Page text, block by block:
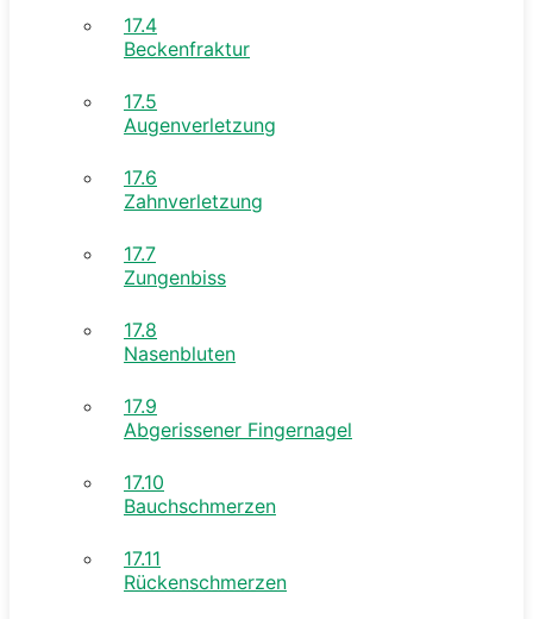
17.4
Beckenfraktur
17.5
Augenverletzung
17.6
Zahnverletzung
17.7
Zungenbiss
17.8
Nasenbluten
17.9
Abgerissener Fingernagel
17.10
Bauchschmerzen
17.11
Rückenschmerzen